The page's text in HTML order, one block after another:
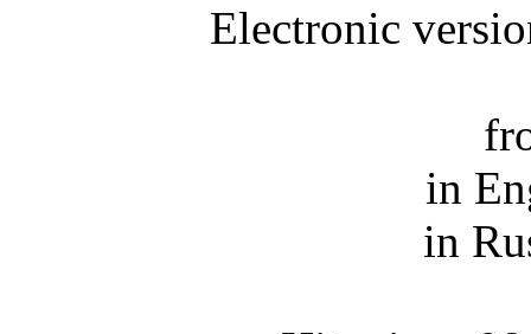
Electronic
in
in